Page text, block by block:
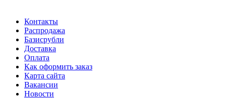
Контакты
Распродажа
Базисрубли
Доставка
Оплата
Как оформить заказ
Карта сайта
Вакансии
Новости